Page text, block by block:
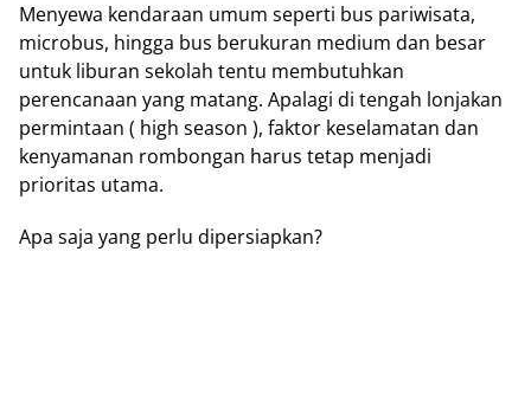
Menyewa kendaraan umum seperti bus pariwisata,
microbus, hingga bus berukuran medium dan besar
untuk liburan sekolah tentu membutuhkan
perencanaan yang matang. Apalagi di tengah lonjakan
permintaan ( high season ), faktor keselamatan dan
kenyamanan rombongan harus tetap menjadi
prioritas utama.
Apa saja yang perlu dipersiapkan?